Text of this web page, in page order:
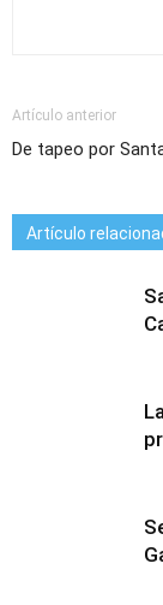
Artículo anterior
De tapeo por
Artículo